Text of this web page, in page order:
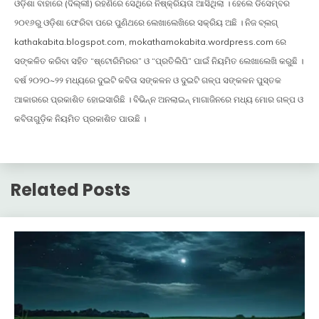
ଓଡ଼ିଶା ବାହାରେ (ଦିଲ୍ଲୀ) ରହଣିରେ ସେଥିରେ ନିଷ୍କ୍ରିୟତା ଆସିଥିଲା । ହେଲେ ଡିସେମ୍ବର
୨୦୧୬ରୁ ଓଡ଼ିଶା ଫେରିବା ପରେ ପୁଣିଥରେ ଲେଖାଲେଖିରେ ସକ୍ରିୟ ଅଛି । ନିଜ ବ୍ଲଗ୍
kathakabita.blogspot.com, mokathamokabita.wordpress.com ରେ
ସଙ୍କଳିତ କରିବା ସହିତ “ଷ୍ଟୋରିମିରର” ଓ “ପ୍ରତିଲିପି” ପାଇଁ ନିୟମିତ ଲେଖାଲେଖି କରୁଛି ।
ବର୍ଷ ୨୦୨୦~୨୨ ମଧ୍ୟରେ ଦୁଇଟି କବିତା ସଙ୍କଳନ ଓ ଦୁଇଟି ଗଳ୍ପ ସଙ୍କଳନ ପୁସ୍ତକ
ଆକାରରେ ପ୍ରକାଶିତ ହୋଇସାରିଛି । ବିଭିନ୍ନ ଅନଲାଇନ୍ ମାଗାଜିନରେ ମଧ୍ୟ ମୋର ଗଳ୍ପ ଓ
କବିତାଗୁଡ଼ିକ ନିୟମିତ ପ୍ରକାଶିତ ପାଉଛି ।
Related Posts